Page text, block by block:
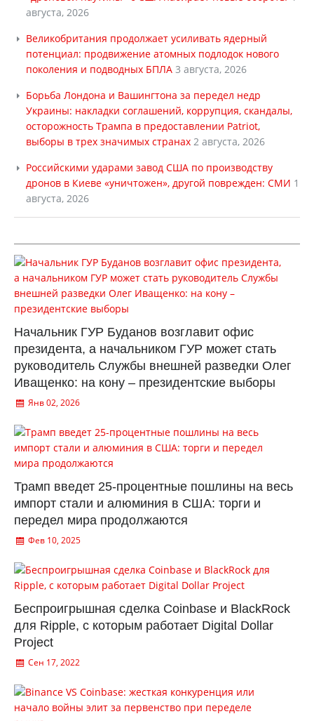
августа, 2026
Великобритания продолжает усиливать ядерный
потенциал: продвижение атомных подлодок нового
поколения и подводных БПЛА 3 августа, 2026
Борьба Лондона и Вашингтона за передел недр
Украины: накладки соглашений, коррупция, скандалы,
осторожность Трампа в предоставлении Patriot,
выборы в трех значимых странах 2 августа, 2026
Российскими ударами завод США по производству
дронов в Киеве «уничтожен», другой поврежден: СМИ 1
августа, 2026
Начальник ГУР Буданов возглавит офис
президента, а начальником ГУР может стать
руководитель Службы внешней разведки Олег
Иващенко: на кону – президентские выборы
Янв 02, 2026
Трамп введет 25-процентные пошлины на весь
импорт стали и алюминия в США: торги и
передел мира продолжаются
Фев 10, 2025
Беспроигрышная сделка Coinbase и BlackRock
для Ripple, с которым работает Digital Dollar
Project
Сен 17, 2022